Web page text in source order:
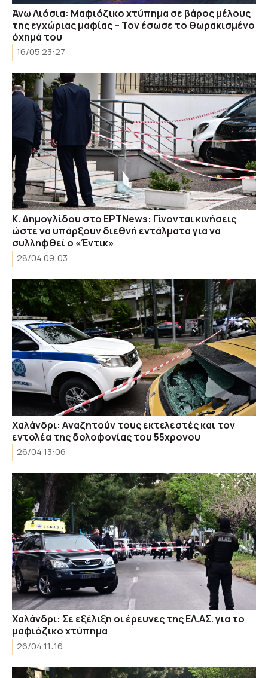
Άνω Λιόσια: Μαφιόζικο χτύπημα σε βάρος μέλους
της εγχώριας μαφίας – Τον έσωσε το θωρακισμένο
όχημά του
16/05 23:27
Κ. Δημογλίδου στο ΕΡΤNews: Γίνονται κινήσεις
ώστε να υπάρξουν διεθνή εντάλματα για να
συλληφθεί ο «Έντικ»
28/04 09:03
Χαλάνδρι: Aναζητούν τους εκτελεστές και τον
εντολέα της δολοφονίας του 55χρονου
26/04 13:06
Xαλάνδρι: Σε εξέλιξη οι έρευνες της ΕΛ.ΑΣ. για το
μαφιόζικο χτύπημα
26/04 11:16